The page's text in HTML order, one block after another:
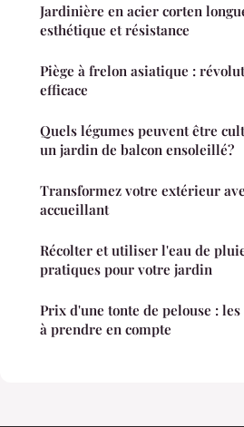
Jardinière en acier corten
esthétique et résistance
Piège à frelon asiatique :
efficace
Quels légumes peuvent être
un jardin de balcon ensoleillé?
Transformez votre extérieur
accueillant
Récolter et utiliser l'eau de
pratiques pour votre jardin
Prix d'une tonte de pelouse :
à prendre en compte